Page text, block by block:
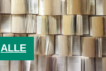
ALLE